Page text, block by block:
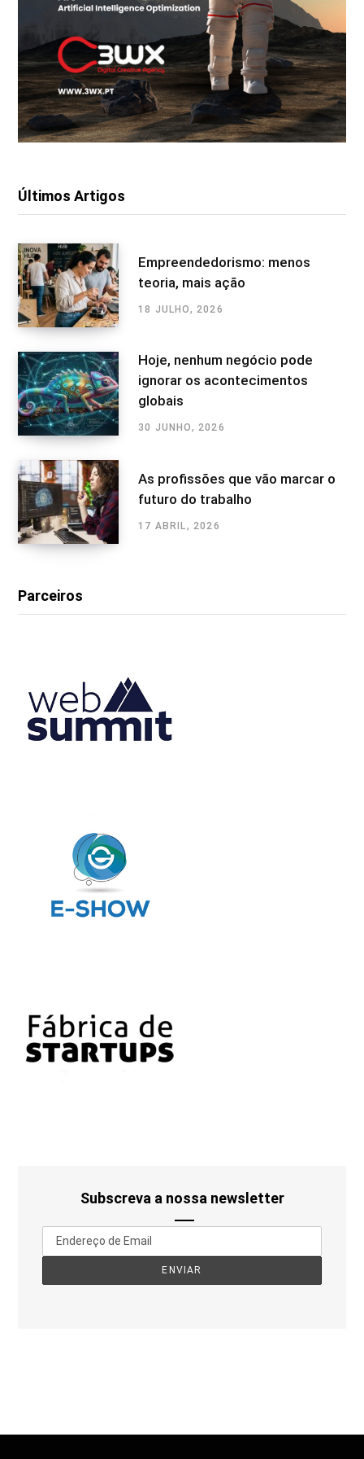
Últimos Artigos
Empreendedorismo: menos
teoria, mais ação
18 JULHO, 2026
Hoje, nenhum negócio pode
ignorar os acontecimentos
globais
30 JUNHO, 2026
As profissões que vão marcar o
futuro do trabalho
17 ABRIL, 2026
Parceiros
Subscreva a nossa newsletter